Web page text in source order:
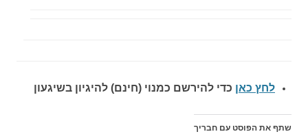
לחץ כאן כדי להירשם כמנוי (חינם) להיגיון בשיגעון
שתף את הפוסט עם חבריך